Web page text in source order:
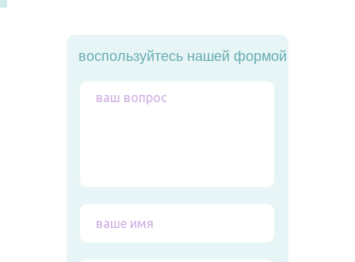
воспользуйтесь нашей формой